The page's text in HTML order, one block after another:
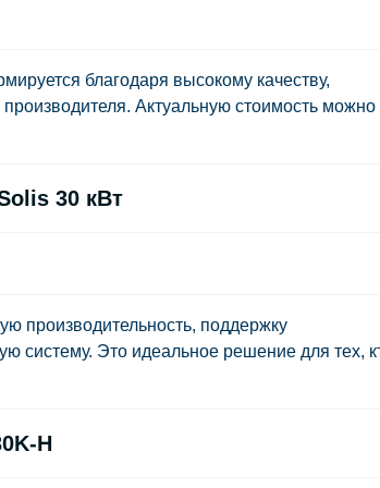
благодаря высокому качеству,
Актуальную стоимость можно
30 кВт
производительность, поддержку
систему. Это идеальное решение для тех,
H